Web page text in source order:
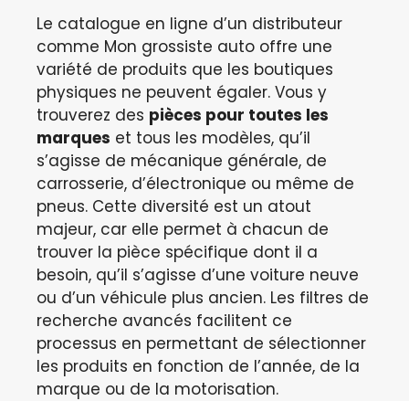
Le catalogue en ligne d’un distributeur
comme Mon grossiste auto offre une
variété de produits que les boutiques
physiques ne peuvent égaler. Vous y
trouverez des pièces pour toutes les
marques et tous les modèles, qu’il
s’agisse de mécanique générale, de
carrosserie, d’électronique ou même de
pneus. Cette diversité est un atout
majeur, car elle permet à chacun de
trouver la pièce spécifique dont il a
besoin, qu’il s’agisse d’une voiture neuve
ou d’un véhicule plus ancien. Les filtres de
recherche avancés facilitent ce
processus en permettant de sélectionner
les produits en fonction de l’année, de la
marque ou de la motorisation.